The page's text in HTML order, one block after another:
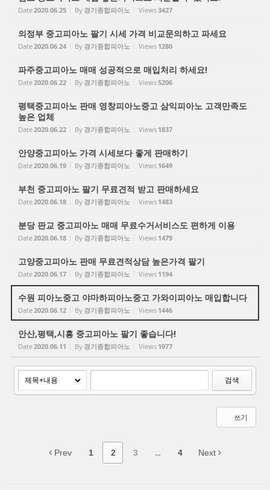
Date2020.06.25 By 경기종합피아노 Views3427
의정부 중고피아노 팔기 시세 가격 비교문의하고 파세요
Date2020.06.24 By 경기종합피아노 Views 1280
파주중고피아노 매매 성공적으로 매입처리 하세요!
Date2020.06.22 By 경기종합피아노 Views5206
평택중고피아노 판매 영창피아노중고 삼익피아노 고객만족도
높은 업체
Date2020.06.22 By 경기종합피아노 Views 1837
안양중고피아노 가격 시세보다 좋게 판매하기
Date2020.06.19 By 경기종합피아노 Views 1649
부천 중고피아노 팔기 무료견적 받고 판매하세요
Date2020.06.18 By 경기종합피아노 Views 1483
분당 판교 중고피아노 매매 무료수거서비스도 편하게 이용
Date2020.06.18 By 경기종합피아노 Views 1479
고양중고피아노 판매 무료견적상담 높은가격 팔기
Date2020.06.17 By 경기종합피아노 Views 1194
수원 피아노중고 야마하피아노중고 가와이피아노 매입합니다
Date2020.06.12 By 경기종합피아노 Views 1446
안산,평택,시흥 중고피아노 팔기 좋습니다!
Date2020.06.11 By 경기종합피아노 Views 1977
검색
쓰기
Prev 1 2 3 ... 4 Next